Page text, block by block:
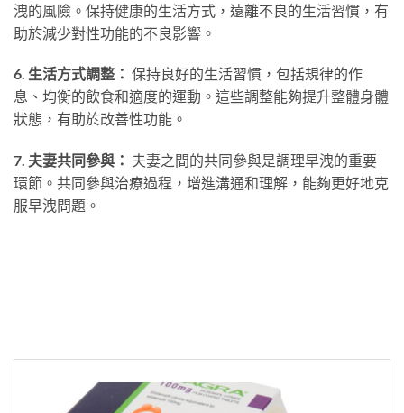
洩的風險。保持健康的生活方式，遠離不良的生活習慣，有
助於減少對性功能的不良影響。
6. 生活方式調整： 保持良好的生活習慣，包括規律的作
息、均衡的飲食和適度的運動。這些調整能夠提升整體身體
狀態，有助於改善性功能。
7. 夫妻共同參與： 夫妻之間的共同參與是調理早洩的重要
環節。共同參與治療過程，增進溝通和理解，能夠更好地克
服早洩問題。